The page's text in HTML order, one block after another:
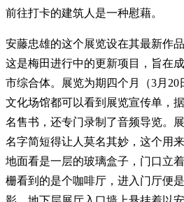
前往打卡的建筑人是一种慰藉。
安藤忠雄的这个展览设在其最新作品
这是梅田进行中的更新项目，旨在
市综合体。展览为期四个月（3月20
文化场馆都可以看到展览宣传单，
名售书，还专门录制了音频导览。
名字简短得让人莫名其妙，这个用
地面看是一层的玻璃盒子，门口立
栅看到的是个咖啡厅，进入门厅便